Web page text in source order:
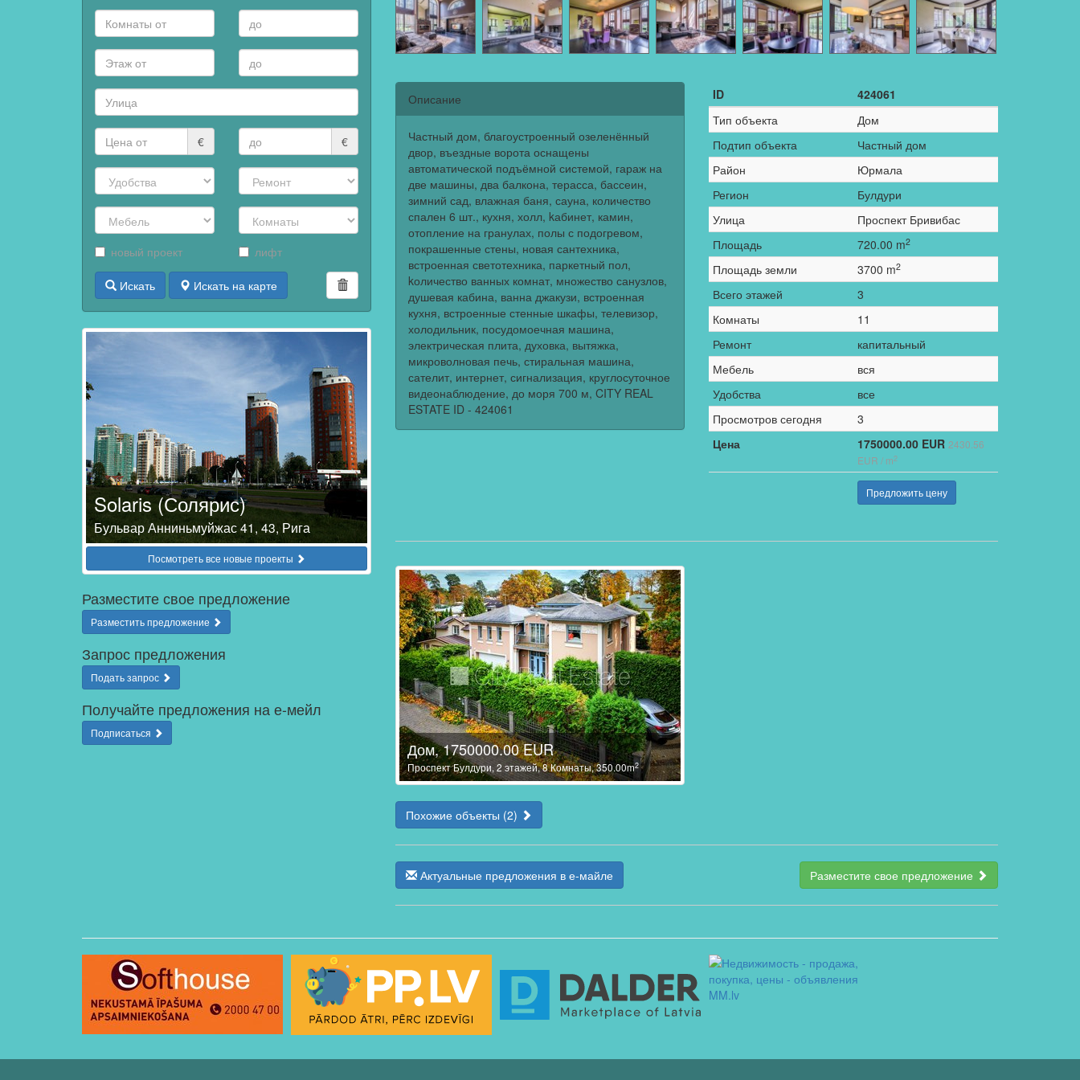
€ €
новый проект лифт
Искать Искать на карте
Solaris (Солярис)
Бульвар Анниньмуйжас 41, 43, Рига
Посмотреть все новые проекты
Разместите свое предложение
Разместить предложение
Запрос предложения
Подать запрос
Получайте предложения на е-мейл
Подписаться
Описание
Частный дом, благоустроенный озеленённый
двор, въездные ворота оснащены
автоматической подъёмной системой, гараж на
две машины, два балкона, терасса, бассеин,
зимний сад, влажная баня, сауна, количество
спален 6 шт., кухня, холл, kабинет, камин,
отопление на гранулах, полы с подогревом,
покрашенные стены, новая сантехника,
встроенная светотехника, паркетный пол,
kоличество ванных комнат, множество санузлов,
душевая кабина, ванна джакузи, встроенная
кухня, встроенные стенные шкафы, телевизор,
холодильник, посудомоечная машина,
электрическая плита, духовка, вытяжка,
микроволновая печь, стиральная машина,
сателит, интернет, сигнализация, круглосуточное
видеонаблюдение, до моря 700 м, CITY REAL
ESTATE ID - 424061
ID
424061
Тип объекта
Дом
Подтип объекта
Частный дом
Район
Юрмала
Регион
Булдури
Улица
Проспект Бривибас
Площадь
720.00 m2
Площадь земли 3700 m2
Всего этажей
3
Комнаты
11
Ремонт
капитальный
Мебель
вся
Удобства
все
Просмотров сегодня
3
Цена
1750000.00 EUR 2430.56
EUR / m2
Предложить цену
Дом, 1750000.00 EUR
Проспект Булдури, 2 этажей, 8 Комнаты, 350.00m2
Похожие объекты (2)
Актуальные предложения в е-майле Разместите свое предложение